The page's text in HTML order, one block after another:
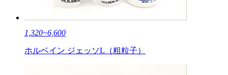
1,320~6,600
ホルベイン ジェッソL（粗粒子）